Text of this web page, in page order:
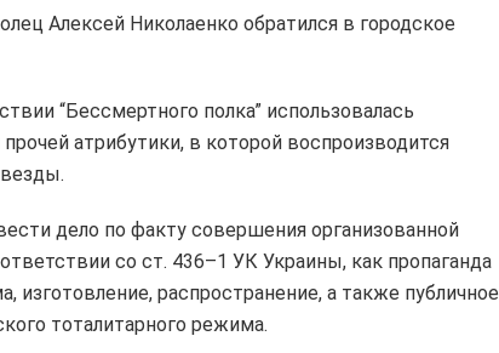
Алексей Николаенко обратился в городское
“Бессмертного полка” использовалась
атрибутики, в которой воспроизводится
дело по факту совершения организованной
со ст. 436–1 УК Украины, как пропаганда
изготовление, распространение, а также публичное
тоталитарного режима.